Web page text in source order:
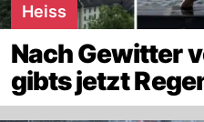
Heiss
Nach Gewitter
gibts jetzt